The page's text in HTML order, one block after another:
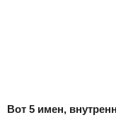
Вот 5 имен,